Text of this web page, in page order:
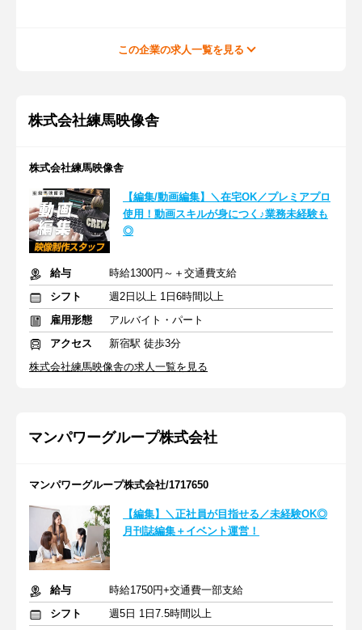
この企業の求人一覧を見る
株式会社練馬映像舎
株式会社練馬映像舎
【編集/動画編集】＼在宅OK／プレミアプロ
使用！動画スキルが身につく♪業務未経験も
◎
給与
時給1300円～＋交通費支給
シフト
週2日以上 1日6時間以上
雇用形態
アルバイト・パート
アクセス
新宿駅 徒歩3分
株式会社練馬映像舎の求人一覧を見る
マンパワーグループ株式会社
マンパワーグループ株式会社/1717650
【編集】＼正社員が目指せる／未経験OK◎
月刊誌編集＋イベント運営！
給与
時給1750円+交通費一部支給
シフト
週5日 1日7.5時間以上